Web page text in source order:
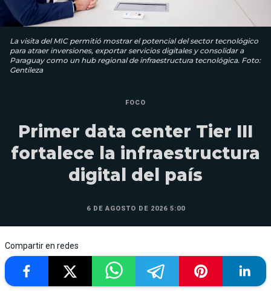
La visita del MIC permitió mostrar el potencial del sector tecnológico
para atraer inversiones, exportar servicios digitales y consolidar a
Paraguay como un hub regional de infraestructura tecnológica. Foto:
Gentileza
FOCO
Primer data center Tier III
fortalece la infraestructura
digital del país
6 DE AGOSTO DE 2026 5:00
Compartir en redes